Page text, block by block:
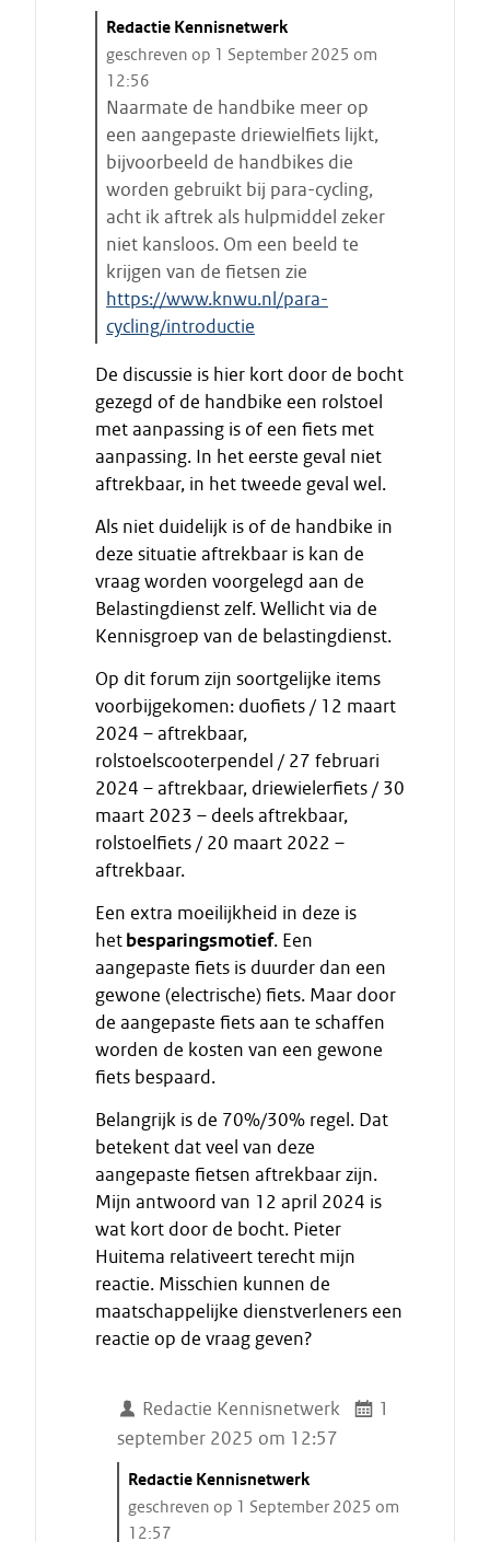
C
i
t
a
a
t
s
t
a
r
t
n
Redactie Kennisnetwerk
geschreven op 1 September 2025 om
12:56
Naarmate de handbike meer op
een aangepaste driewielfiets lijkt,
bijvoorbeeld de handbikes die
worden gebruikt bij para-cycling,
acht ik aftrek als hulpmiddel zeker
niet kansloos. Om een beeld te
krijgen van de fietsen zie
https://www.knwu.nl/para-
cycling/introductie
i
n
d
e
c
t
a
a
t
De discussie is hier kort door de bocht
gezegd of de handbike een rolstoel
met aanpassing is of een fiets met
aanpassing. In het eerste geval niet
aftrekbaar, in het tweede geval wel.
Als niet duidelijk is of de handbike in
deze situatie aftrekbaar is kan de
vraag worden voorgelegd aan de
Belastingdienst zelf. Wellicht via de
Kennisgroep van de belastingdienst.
Op dit forum zijn soortgelijke items
voorbijgekomen: duofiets / 12 maart
2024 – aftrekbaar,
rolstoelscooterpendel / 27 februari
2024 – aftrekbaar, driewielerfiets / 30
maart 2023 – deels aftrekbaar,
rolstoelfiets / 20 maart 2022 –
aftrekbaar.
Een extra moeilijkheid in deze is
hetbesparingsmotief. Een
aangepaste fiets is duurder dan een
gewone (electrische) fiets. Maar door
de aangepaste fiets aan te schaffen
worden de kosten van een gewone
fiets bespaard.
Belangrijk is de 70%/30% regel. Dat
betekent dat veel van deze
aangepaste fietsen aftrekbaar zijn.
Mijn antwoord van 12 april 2024 is
wat kort door de bocht. Pieter
Huitema relativeert terecht mijn
reactie. Misschien kunnen de
maatschappelijke dienstverleners een
reactie op de vraag geven?
Redactie Kennisnetwerk
1
september 2025 om 12:57
C
i
t
Redactie Kennisnetwerk
geschreven op 1 September 2025 om
12:57